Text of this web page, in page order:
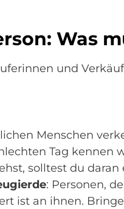
Was
und
Menschen
Tag kennen
solltest du daran
: Personen,
ist an ihnen.